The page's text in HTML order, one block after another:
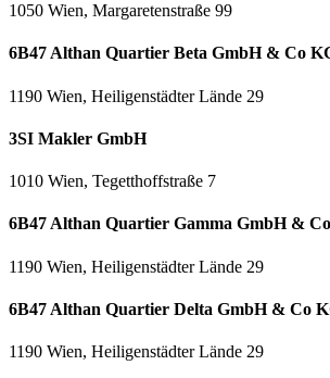
1050 Wien, Margaretenstraße 99
6B47 Althan Quartier Beta GmbH & Co
1190 Wien, Heiligenstädter Lände 29
3SI Makler GmbH
1010 Wien, Tegetthoffstraße 7
6B47 Althan Quartier Gamma GmbH &
1190 Wien, Heiligenstädter Lände 29
6B47 Althan Quartier Delta GmbH & Co
1190 Wien, Heiligenstädter Lände 29